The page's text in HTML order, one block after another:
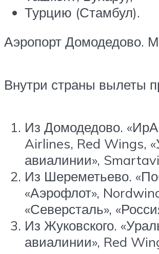
Турцию (Стамбул).
Аэропорт Домодедово.
Внутри страны вылеты
Из Домодедово.
Airlines, Red Wings,
авиалинии»,
Из Шереметьево.
«Аэрофлот»,
«Северсталь»,
Из Жуковского.
авиалинии», Red